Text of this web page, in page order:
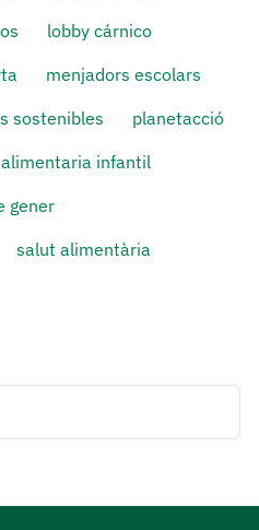
lobby cárnico
menjadors escolars
sostenibles
planetacció
infantil
gener
salut alimentària